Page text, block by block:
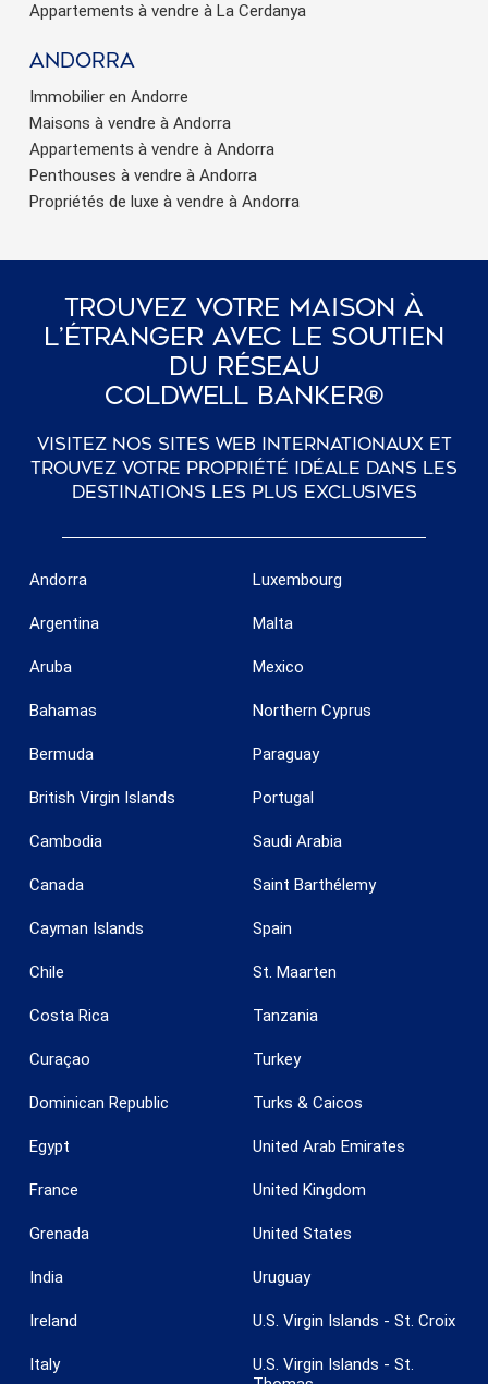
Appartements à vendre à La Cerdanya
Andorra
Immobilier en Andorre
Maisons à vendre à Andorra
Appartements à vendre à Andorra
Penthouses à vendre à Andorra
Propriétés de luxe à vendre à Andorra
Trouvez Votre Maison À
L’étranger Avec Le Soutien
Du Réseau
Coldwell Banker®
Visitez nos sites web internationaux et
trouvez votre propriété idéale dans les
destinations les plus exclusives
Andorra
Argentina
Aruba
Bahamas
Bermuda
British Virgin Islands
Cambodia
Canada
Cayman Islands
Chile
Costa Rica
Curaçao
Dominican Republic
Egypt
France
Grenada
India
Ireland
Italy
Luxembourg
Malta
Mexico
Northern Cyprus
Paraguay
Portugal
Saudi Arabia
Saint Barthélemy
Spain
St. Maarten
Tanzania
Turkey
Turks & Caicos
United Arab Emirates
United Kingdom
United States
Uruguay
U.S. Virgin Islands - St. Croix
U.S. Virgin Islands - St.
Enregistrer les paramètres Tout accepter